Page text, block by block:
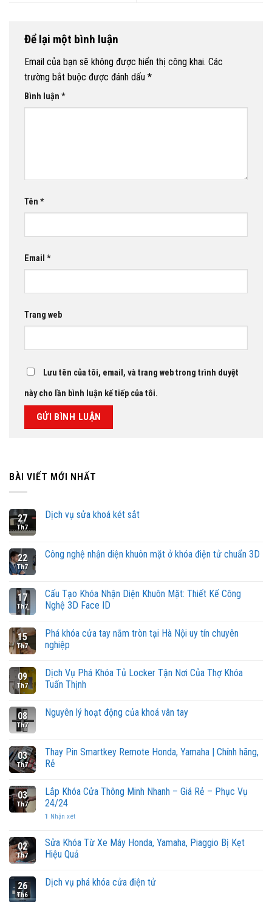
Để lại một bình luận
Email của bạn sẽ không được hiển thị công khai. Các
trường bắt buộc được đánh dấu *
Bình luận *
Tên *
Email *
Trang web
Lưu tên của tôi, email, và trang web trong trình duyệt
này cho lần bình luận kế tiếp của tôi.
BÀI VIẾT MỚI NHẤT
27
Th7
Dịch vụ sửa khoá két sắt
22
Th7
Công nghệ nhận diện khuôn mặt ở khóa điện tử chuẩn 3D
17
Th7
Cấu Tạo Khóa Nhận Diện Khuôn Mặt: Thiết Kế Công
Nghệ 3D Face ID
15
Th7
Phá khóa cửa tay nắm tròn tại Hà Nội uy tín chuyên
nghiệp
09
Th7
Dịch Vụ Phá Khóa Tủ Locker Tận Nơi Của Thợ Khóa
Tuấn Thịnh
08
Th7
Nguyên lý hoạt động của khoá vân tay
03
Th7
Thay Pin Smartkey Remote Honda, Yamaha | Chính hãng,
Rẻ
03
Th7
Lắp Khóa Cửa Thông Minh Nhanh – Giá Rẻ – Phục Vụ
24/24
1 Nhận xét
02
Th7
Sửa Khóa Từ Xe Máy Honda, Yamaha, Piaggio Bị Kẹt
Hiệu Quả
26
Th6
Dịch vụ phá khóa cửa điện tử